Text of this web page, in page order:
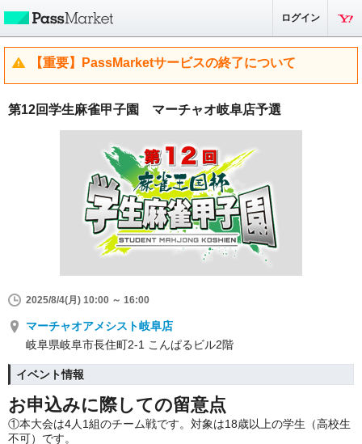
ログイン
【重要】PassMarketサービスの終了について
第12回学生麻雀甲子園 マーチャオ岐阜店予選
2025/8/4(月) 10:00 ～ 16:00
マーチャオアメシスト岐阜店
岐阜県岐阜市長住町2-1 こんぱるビル2階
イベント情報
お申込みに際しての留意点
①本大会は4人1組のチーム戦です。対象は18歳以上の学生（高校生
不可）です。